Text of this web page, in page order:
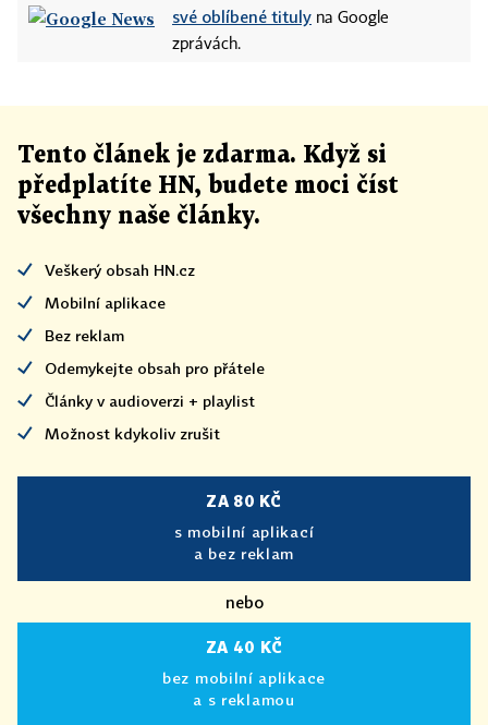
své oblíbené tituly na Google
zprávách.
Tento článek je zdarma. Když si
předplatíte HN, budete moci číst
všechny naše články.
Veškerý obsah HN.cz
Mobilní aplikace
Bez reklam
Odemykejte obsah pro přátele
Články v audioverzi + playlist
Možnost kdykoliv zrušit
ZA 80 KČ
s mobilní aplikací
a bez reklam
nebo
ZA 40 KČ
bez mobilní aplikace
a s reklamou